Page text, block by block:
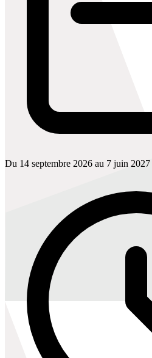
Du 14 septembre 2026 au 7 juin 2027